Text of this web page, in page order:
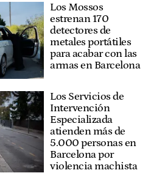
Los Mossos
estrenan 170
detectores de
metales portátiles
para acabar con las
armas en Barcelona
Los Servicios de
Intervención
Especializada
atienden más de
5.000 personas en
Barcelona por
violencia machista